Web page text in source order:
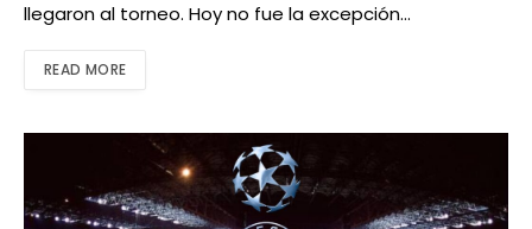
llegaron al torneo. Hoy no fue la excepción…
READ MORE